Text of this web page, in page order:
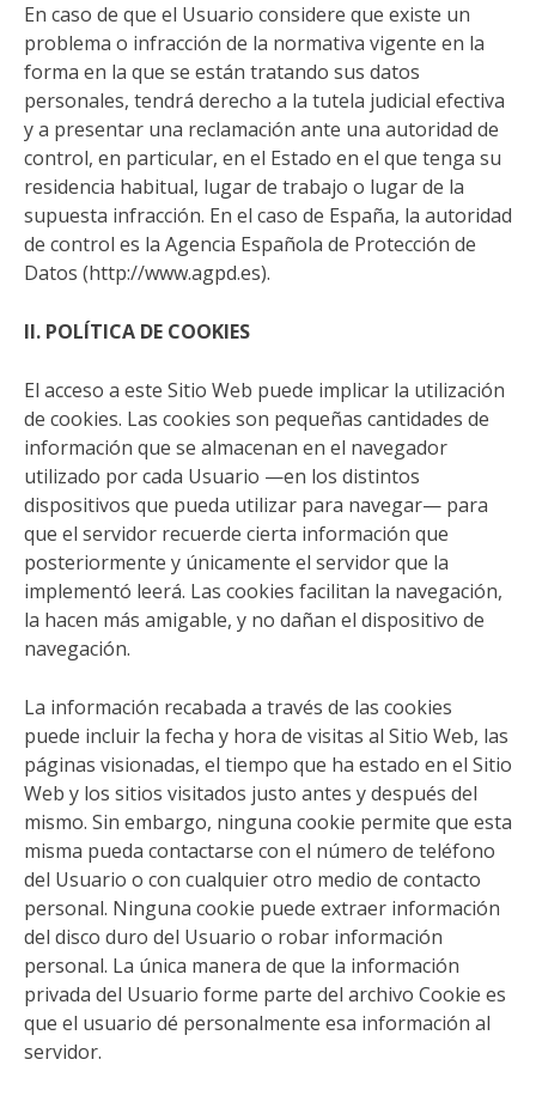
En caso de que el Usuario considere que existe un
problema o infracción de la normativa vigente en la
forma en la que se están tratando sus datos
personales, tendrá derecho a la tutela judicial efectiva
y a presentar una reclamación ante una autoridad de
control, en particular, en el Estado en el que tenga su
residencia habitual, lugar de trabajo o lugar de la
supuesta infracción. En el caso de España, la autoridad
de control es la Agencia Española de Protección de
Datos (http://www.agpd.es).
II. POLÍTICA DE COOKIES
El acceso a este Sitio Web puede implicar la utilización
de cookies. Las cookies son pequeñas cantidades de
información que se almacenan en el navegador
utilizado por cada Usuario —en los distintos
dispositivos que pueda utilizar para navegar— para
que el servidor recuerde cierta información que
posteriormente y únicamente el servidor que la
implementó leerá. Las cookies facilitan la navegación,
la hacen más amigable, y no dañan el dispositivo de
navegación.
La información recabada a través de las cookies
puede incluir la fecha y hora de visitas al Sitio Web, las
páginas visionadas, el tiempo que ha estado en el Sitio
Web y los sitios visitados justo antes y después del
mismo. Sin embargo, ninguna cookie permite que esta
misma pueda contactarse con el número de teléfono
del Usuario o con cualquier otro medio de contacto
personal. Ninguna cookie puede extraer información
del disco duro del Usuario o robar información
personal. La única manera de que la información
privada del Usuario forme parte del archivo Cookie es
que el usuario dé personalmente esa información al
servidor.